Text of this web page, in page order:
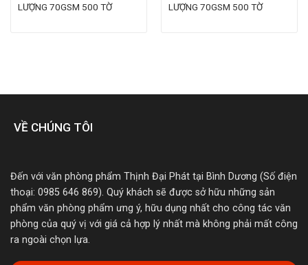
LƯỢNG 70GSM 500 TỜ
LƯỢNG 70GSM 500 TỜ
VỀ CHÚNG TÔI
Đến với văn phòng phẩm Thịnh Đại Phát tại Bình Dương (Số điện
thoại: 0985 646 869). Quý khách sẽ được sở hữu những sản
phẩm văn phòng phẩm ưng ý, hữu dụng nhất cho công tác văn
phòng của quý vị với giá cả hợp lý nhất mà không phải mất công
ra ngoài chọn lựa.